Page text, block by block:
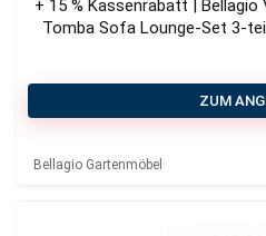
+ 15 % Kassenrabatt | Bellagio
Tomba Sofa Lounge-Set 3-
ZUM
Bellagio Gartenmöbel